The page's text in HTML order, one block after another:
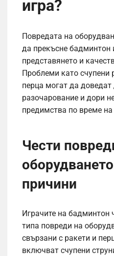
игра?
Повредата на
да прекъсне бадминтон
представянето и
Проблеми като счупени
перца могат да доведат
разочарование и дори
предимства по време на
Чести
причини
Играчите на бадминтон
типа повреди на
свързани с ракети и
включват счупени